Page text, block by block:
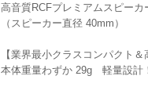
高音質RCFプレミアムスピー
（スピーカー直径 40mm）
【業界最小クラスコンパクト＆
本体重量わずか 29g 軽量設計！